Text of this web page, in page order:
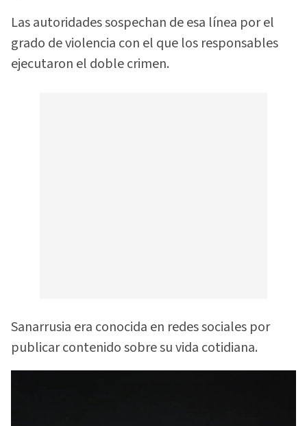
Las autoridades sospechan de esa línea por el
grado de violencia con el que los responsables
ejecutaron el doble crimen.
Sanarrusia era conocida en redes sociales por
publicar contenido sobre su vida cotidiana.